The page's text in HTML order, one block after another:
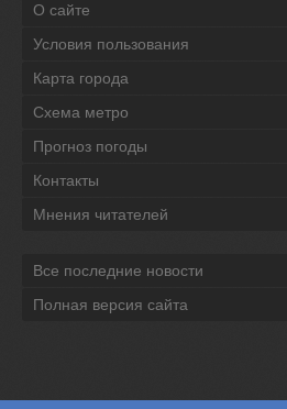
О сайте
Условия пользования
Карта города
Схема метро
Прогноз погоды
Контакты
Мнения читателей
Все последние новости
Полная версия сайта